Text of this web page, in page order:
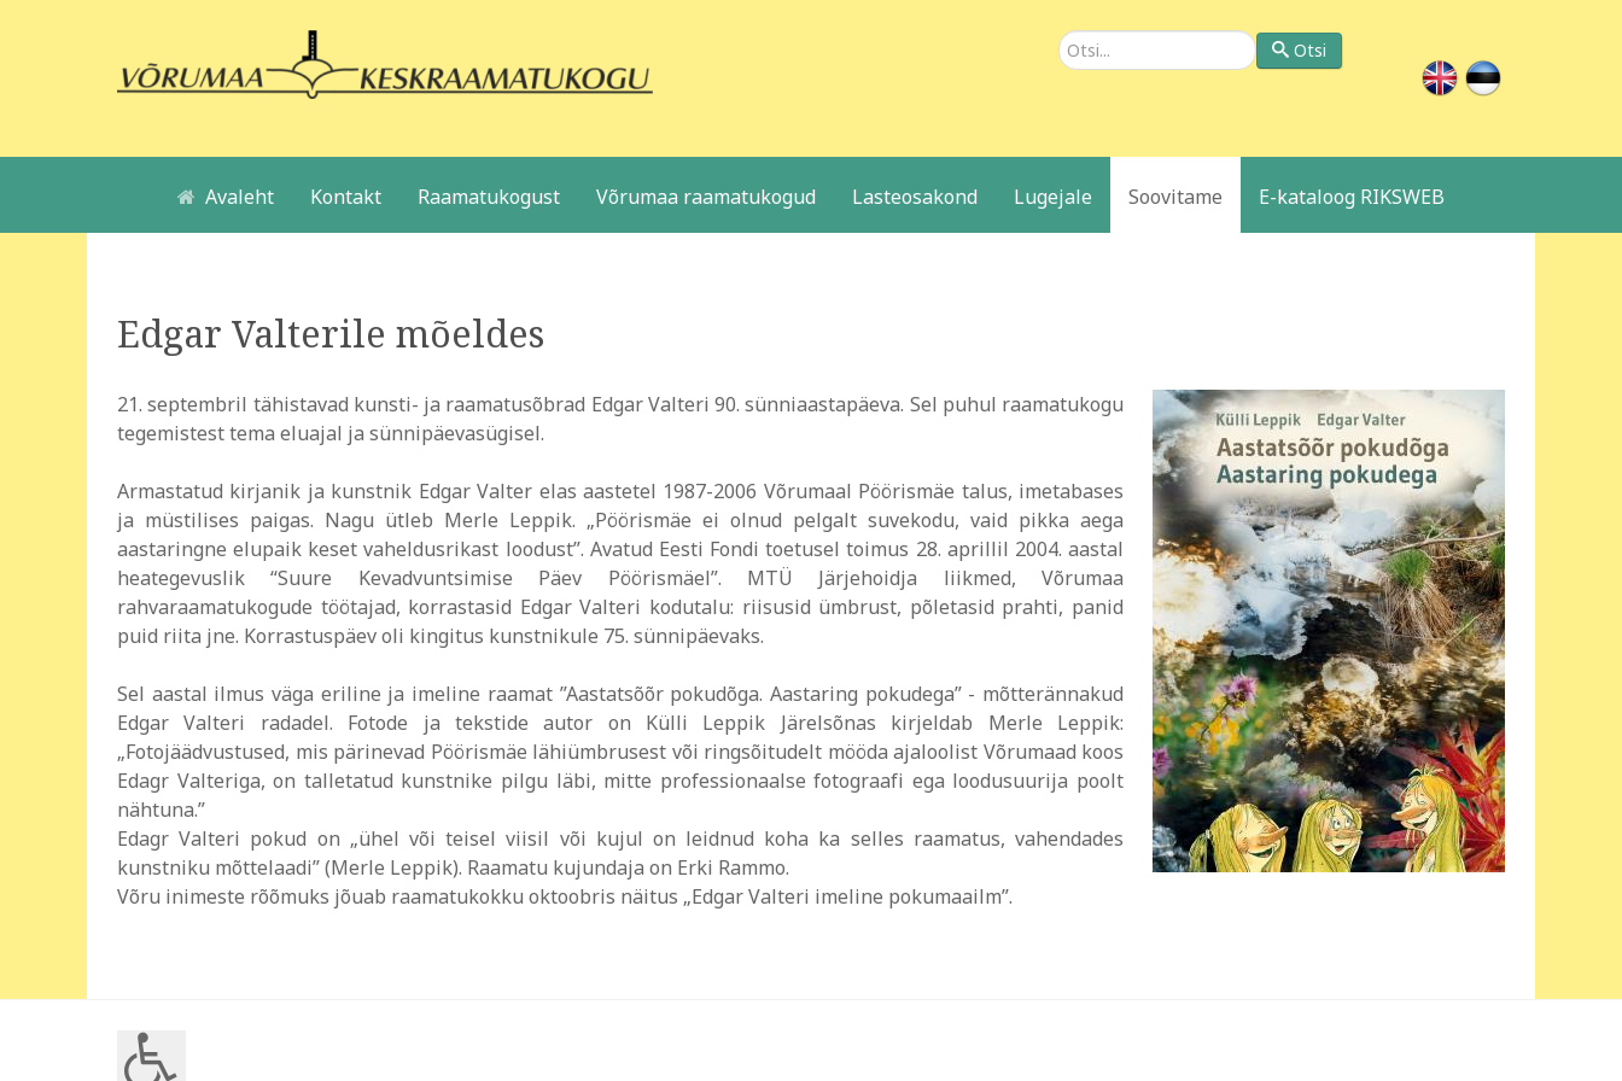
Otsi Otsi
Avaleht Kontakt Raamatukogust Võrumaa raamatukogud Lasteosakond Lugejale Soovitame E-kataloog RIKSWEB
Edgar Valterile mõeldes
21. septembril tähistavad kunsti- ja raamatusõbrad Edgar Valteri 90. sünniaastapäeva. Sel puhul raamatukogu
tegemistest tema eluajal ja sünnipäevasügisel.
Armastatud kirjanik ja kunstnik Edgar Valter elas aastetel 1987-2006 Võrumaal Pöörismäe talus, imetabases
ja müstilises paigas. Nagu ütleb Merle Leppik. „Pöörismäe ei olnud pelgalt suvekodu, vaid pikka aega
aastaringne elupaik keset vaheldusrikast loodust”. Avatud Eesti Fondi toetusel toimus 28. aprillil 2004. aastal
heategevuslik “Suure Kevadvuntsimise Päev Pöörismäel”. MTÜ Järjehoidja liikmed, Võrumaa
rahvaraamatukogude töötajad, korrastasid Edgar Valteri kodutalu: riisusid ümbrust, põletasid prahti, panid
puid riita jne. Korrastuspäev oli kingitus kunstnikule 75. sünnipäevaks.
Sel aastal ilmus väga eriline ja imeline raamat ”Aastatsõõr pokudõga. Aastaring pokudega” - mõtterännakud
Edgar Valteri radadel. Fotode ja tekstide autor on Külli Leppik Järelsõnas kirjeldab Merle Leppik:
„Fotojäädvustused, mis pärinevad Pöörismäe lähiümbrusest või ringsõitudelt mööda ajaloolist Võrumaad koos
Edagr Valteriga, on talletatud kunstnike pilgu läbi, mitte professionaalse fotograafi ega loodusuurija poolt
nähtuna.”
Edagr Valteri pokud on „ühel või teisel viisil või kujul on leidnud koha ka selles raamatus, vahendades
kunstniku mõttelaadi” (Merle Leppik). Raamatu kujundaja on Erki Rammo.
Võru inimeste rõõmuks jõuab raamatukokku oktoobris näitus „Edgar Valteri imeline pokumaailm”.